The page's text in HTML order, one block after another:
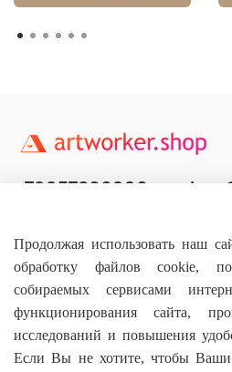
Основное
+79957800990
Продолжая использовать наш
обработку файлов cookie,
собираемых сервисами
функционирования сайта,
исследований и повышения
Если Вы не хотите, чтобы Ваши